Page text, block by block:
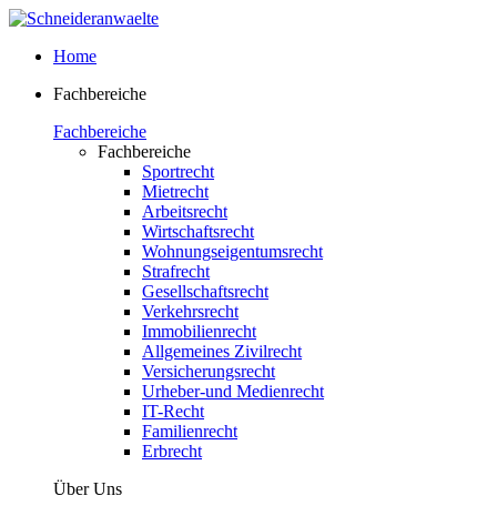
Home
Fachbereiche
Fachbereiche
Fachbereiche
Sportrecht
Mietrecht
Arbeitsrecht
Wirtschaftsrecht
Wohnungseigentumsrecht
Strafrecht
Gesellschaftsrecht
Verkehrsrecht
Immobilienrecht
Allgemeines Zivilrecht
Versicherungsrecht
Urheber-und Medienrecht
IT-Recht
Familienrecht
Erbrecht
Über Uns